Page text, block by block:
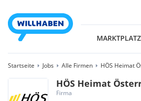
MARKTPLATZ
Startseite Jobs Alle Firmen HÖS Heimat
HÖS Heimat
Firma